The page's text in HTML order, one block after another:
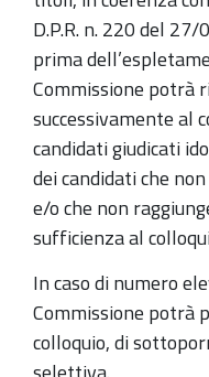
D.P.R. n. 220 del
prima
Commissione potrà
successivamente al
candidati giudicati
dei candidati che
e/o che non
sufficienza al
In caso di numero
Commissione potrà
colloquio, di